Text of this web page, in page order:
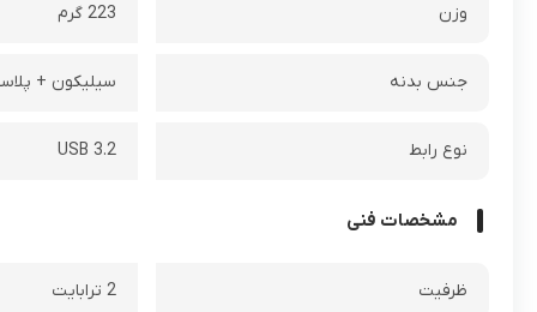
وزن 223 گرم
جنس بدنه سیلیکون +
نوع رابط USB 3.2
مشخصات فنی
ظرفیت 2 ترابایت